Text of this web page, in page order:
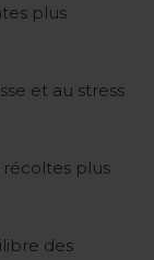
plus
et au stress
plus
des